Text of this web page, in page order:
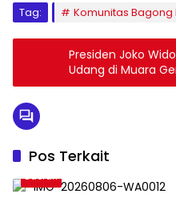
Tag: Komunitas Bagong
Presiden Joko
Udang di Muara
Pos Terkait
Daerah